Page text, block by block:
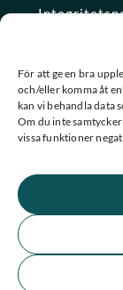
För att ge en bra
och/eller komma åt
kan vi behandla data
Om du inte
vissa funktioner
Konto
★
Se alla våra